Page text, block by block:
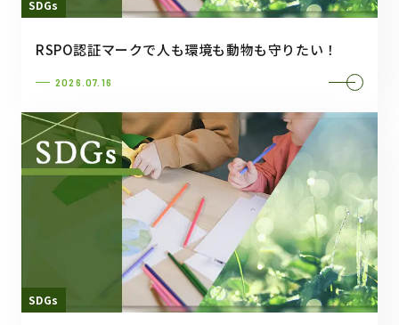
SDGs
RSPO認証マークで人も環境も動物も守りたい！
2026.07.16
SDGs